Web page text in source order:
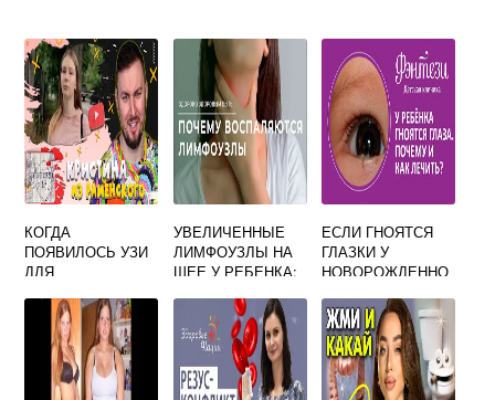
КОГДА
ПОЯВИЛОСЬ УЗИ
ДЛЯ
УВЕЛИЧЕННЫЕ
ЛИМФОУЗЛЫ НА
ШЕЕ У РЕБЕНКА:
ЛЕЧЕНИЕ
ЕСЛИ ГНОЯТСЯ
ГЛАЗКИ У
НОВОРОЖДЕННО
ПРОМЫВАТЬ